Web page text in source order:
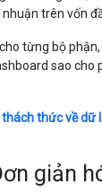
trên vốn
từng bộ
sao cho
thức về dữ
giản